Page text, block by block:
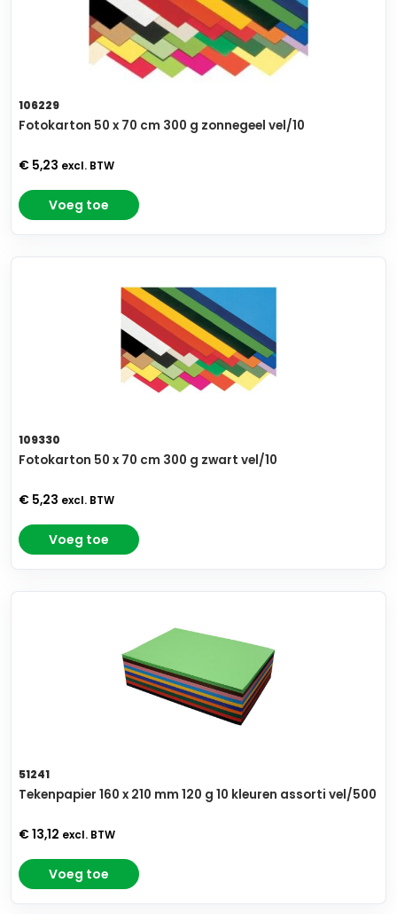
106229
Fotokarton 50 x 70 cm 300 g zonnegeel vel/10
€ 5,23 excl. BTW
Voeg toe
109330
Fotokarton 50 x 70 cm 300 g zwart vel/10
€ 5,23 excl. BTW
Voeg toe
51241
Tekenpapier 160 x 210 mm 120 g 10 kleuren assorti vel/500
€ 13,12 excl. BTW
Voeg toe